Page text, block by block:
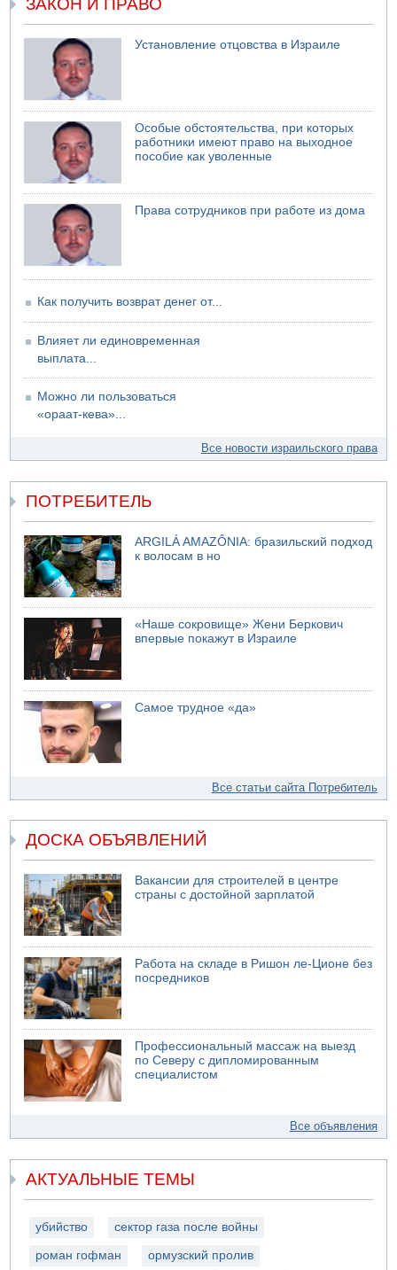
05.08.2026 18:28
МАДА призывает израильтян срочно сдавать кровь
05.08.2026 17:00
Бывший посол Израиля в ООН Гилад Эрдан объявит в
четверг о создании новой политической партии
ЗАКОН И ПРАВО
Установление отцовства в Израиле
Особые обстоятельства, при которых
работники имеют право на выходное
пособие как уволенные
Права сотрудников при работе из дома
Как получить возврат денег от...
Влияет ли единовременная
выплата...
Можно ли пользоваться
«ораат-кева»...
Все новости израильского права
ПОТРЕБИТЕЛЬ
ARGILÁ AMAZÔNIA: бразильский подход
к волосам в но
«Наше сокровище» Жени Беркович
впервые покажут в Израиле
Самое трудное «да»
Все статьи сайта Потребитель
ДОСКА ОБЪЯВЛЕНИЙ
Вакансии для строителей в центре
страны с достойной зарплатой
Работа на складе в Ришон ле-Ционе без
посредников
Профессиональный массаж на выезд
по Северу с дипломированным
специалистом
Все объявления
АКТУАЛЬНЫЕ ТЕМЫ
убийство сектор газа после войны
роман гофман ормузский пролив